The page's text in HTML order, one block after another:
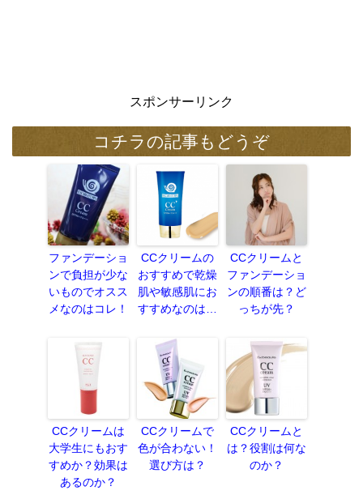
スポンサーリンク
コチラの記事もどうぞ
ファンデーショ
ンで負担が少な
いものでオスス
メなのはコレ！
CCクリームの
おすすめで乾燥
肌や敏感肌にお
すすめなのは…
CCクリームと
ファンデーショ
ンの順番は？ど
っちが先？
CCクリームは
大学生にもおす
すめか？効果は
あるのか？
CCクリームで
色が合わない！
選び方は？
CCクリームと
は？役割は何な
のか？